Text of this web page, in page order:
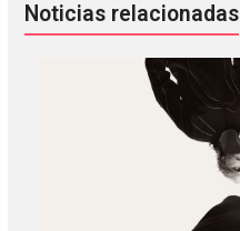
Noticias relacionadas